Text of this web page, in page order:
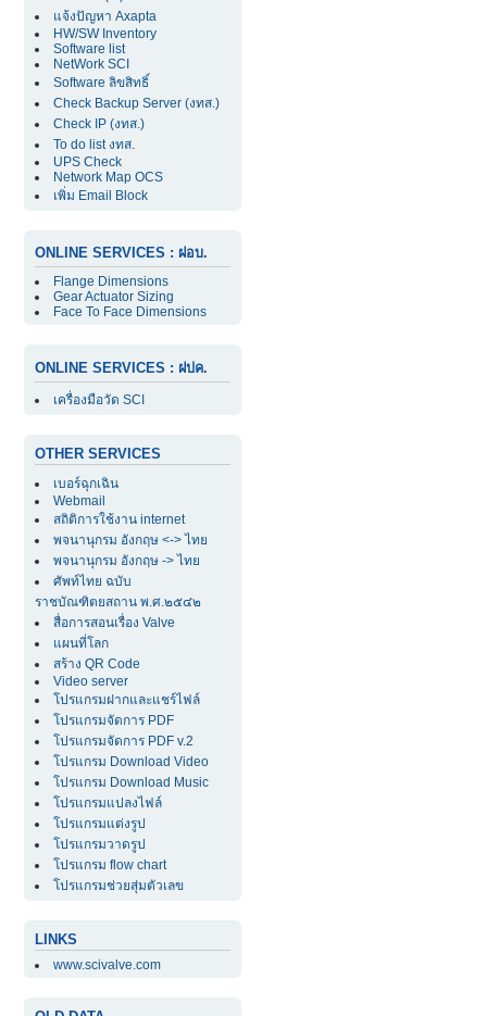
แจ้งปัญหา Axapta
HW/SW Inventory
Software list
NetWork SCI
Software ลิขสิทธิ์
Check Backup Server (งทส.)
Check IP (งทส.)
To do list งทส.
UPS Check
Network Map OCS
เพิ่ม Email Block
ONLINE SERVICES : ฝอบ.
Flange Dimensions
Gear Actuator Sizing
Face To Face Dimensions
ONLINE SERVICES : ฝปค.
เครื่องมือวัด SCI
OTHER SERVICES
เบอร์ฉุกเฉิน
Webmail
สถิติการใช้งาน internet
พจนานุกรม อังกฤษ <-> ไทย
พจนานุกรม อังกฤษ -> ไทย
ศัพท์ไทย ฉบับ
ราชบัณฑิตยสถาน พ.ศ.๒๕๔๒
สื่อการสอนเรื่อง Valve
แผนที่โลก
สร้าง QR Code
Video server
โปรแกรมฝากและแชร์ไฟล์
โปรแกรมจัดการ PDF
โปรแกรมจัดการ PDF v.2
โปรแกรม Download Video
โปรแกรม Download Music
โปรแกรมแปลงไฟล์
โปรแกรมแต่งรูป
โปรแกรมวาดรูป
โปรแกรม flow chart
โปรแกรมช่วยสุ่มตัวเลข
LINKS
www.scivalve.com